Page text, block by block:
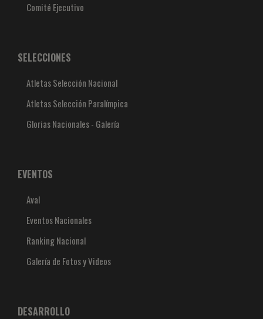
Comité Ejecutivo
SELECCIONES
Atletas Selección Nacional
Atletas Selección Paralímpica
Glorias Nacionales - Galería
EVENTOS
Aval
Eventos Nacionales
Ranking Nacional
Galería de Fotos y Videos
DESARROLLO